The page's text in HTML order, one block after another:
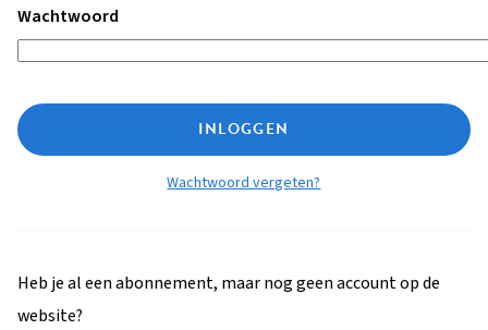
Wachtwoord
INLOGGEN
Wachtwoord vergeten?
Heb je al een abonnement, maar nog geen account op de
website?